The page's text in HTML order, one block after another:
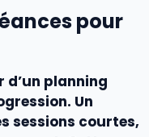
pour
planning
Un
sessions courtes,